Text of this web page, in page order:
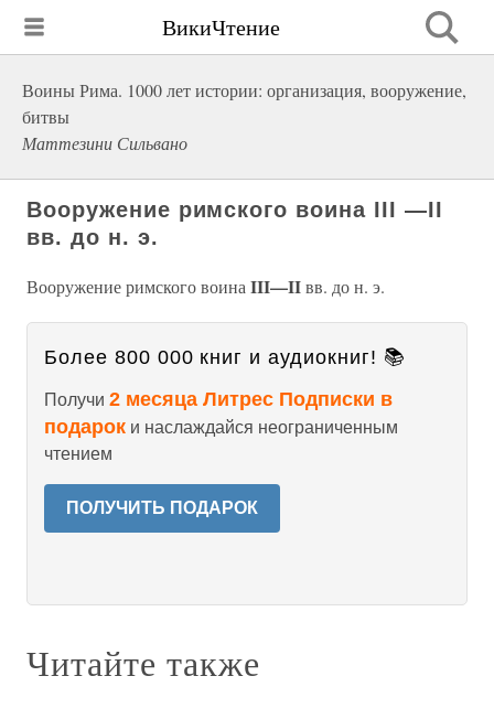
ВикиЧтение
Воины Рима. 1000 лет истории: организация, вооружение,
битвы
Маттезини Сильвано
Вооружение римского воина III —II
вв. до н. э.
Вооружение римского воина III—IIвв. до н. э.
Более 800 000 книг и аудиокниг! 📚
Получи 2 месяца Литрес Подписки в
подарок и наслаждайся неограниченным
чтением
ПОЛУЧИТЬ ПОДАРОК
Читайте также